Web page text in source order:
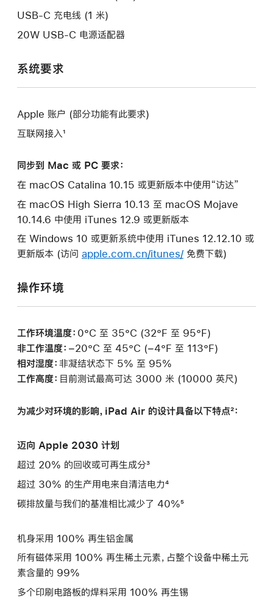
USB-C 充电线 (1 米)
20W USB-C 电源适配器
系统要求
Apple 账户 (部分功能有此要求)
互联网接入¹
同步到 Mac 或 PC 要求：
在 macOS Catalina 10.15 或更新版本中使用“访达”
在 macOS High Sierra 10.13 至 macOS Mojave
10.14.6 中使用 iTunes 12.9 或更新版本
在 Windows 10 或更新系统中使用 iTunes 12.12.10 或
更新版本 (访问 apple.com.cn/itunes/ 免费下载)
操作环境
工作环境温度： 0°C 至 35°C (32°F 至 95°F)
非工作温度： −20°C 至 45°C (−4°F 至 113°F)
相对湿度： 非凝结状态下 5% 至 95%
工作高度： 目前测试最高可达 3000 米 (10000 英尺)
为减少对环境的影响，iPad Air 的设计具备以下特点²：
迈向 Apple 2030 计划
超过 20% 的回收或可再生成分³
超过 30% 的生产用电来自清洁电力⁴
碳排放量与我们的基准相比减少了 40%⁵
机身采用 100% 再生铝金属
所有磁体采用 100% 再生稀土元素，占整个设备中稀土元
素含量的 99%
多个印刷电路板的焊料采用 100% 再生锡